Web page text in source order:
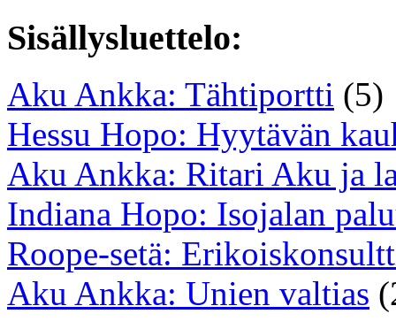
Sisällysluettelo:
Aku Ankka: Tähtiportti (5)
Hessu Hopo: Hyytävän
Aku Ankka: Ritari Aku ja
Indiana Hopo: Isojalan
Roope-setä:
Aku Ankka: Unien valtias